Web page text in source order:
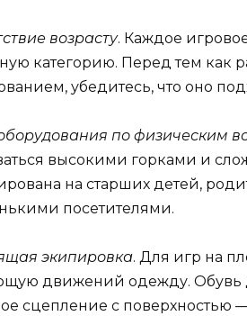
возрасту. Каждое
категорию. Перед тем как
убедитесь, что оно
по физическим
высокими горками и
на старших детей,
посетителями.
экипировка. Для игр на
движений одежду. Обувь
сцепление с поверхностью